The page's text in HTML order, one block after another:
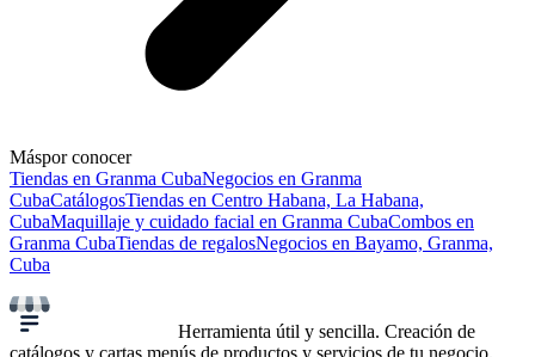
Máspor conocer
Tiendas en Granma CubaNegocios en Granma
CubaCatálogosTiendas en Centro Habana, La Habana,
CubaMaquillaje y cuidado facial en Granma CubaCombos en
Granma CubaTiendas de regalosNegocios en Bayamo, Granma,
Cuba
Herramienta útil y sencilla. Creación de